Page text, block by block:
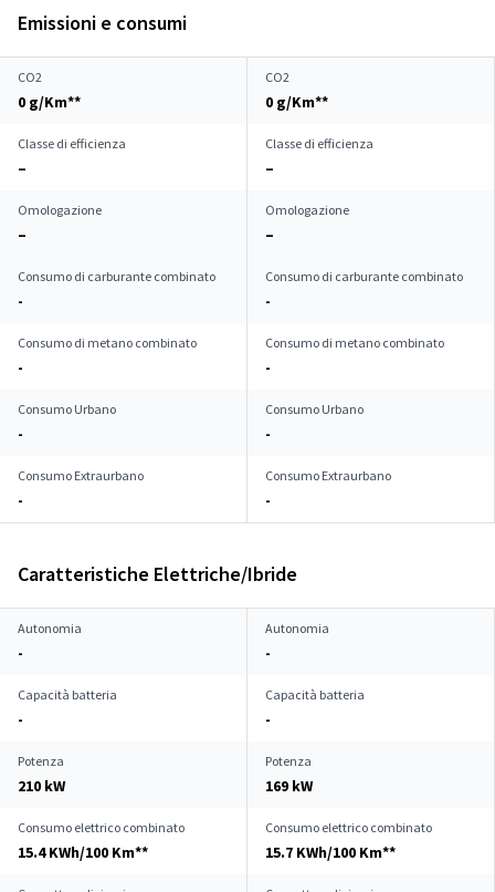
Emissioni e consumi
CO2
0 g/Km**
CO2
0 g/Km**
Classe di efficienza
–
Classe di efficienza
–
Omologazione
–
Omologazione
–
Consumo di carburante combinato
-
Consumo di carburante combinato
-
Consumo di metano combinato
-
Consumo di metano combinato
-
Consumo Urbano
-
Consumo Urbano
-
Consumo Extraurbano
-
Consumo Extraurbano
-
Caratteristiche Elettriche/Ibride
Autonomia
-
Autonomia
-
Capacità batteria
-
Capacità batteria
-
Potenza
210 kW
Potenza
169 kW
Consumo elettrico combinato
15.4 KWh/100 Km**
Consumo elettrico combinato
15.7 KWh/100 Km**